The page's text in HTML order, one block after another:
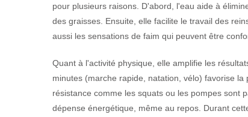
pour plusieurs raisons. D'abord, l'eau aide à
des graisses. Ensuite, elle facilite le travail des
aussi les sensations de faim qui peuvent être
Quant à l'activité physique, elle amplifie les
minutes (marche rapide, natation, vélo) favorise
résistance comme les squats ou les pompes sont
dépense énergétique, même au repos. Durant